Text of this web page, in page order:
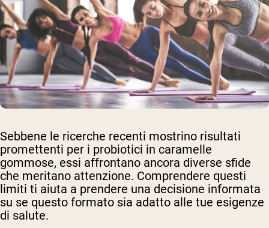
Sebbene le ricerche recenti mostrino risultati
promettenti per i probiotici in caramelle
gommose, essi affrontano ancora diverse sfide
che meritano attenzione. Comprendere questi
limiti ti aiuta a prendere una decisione informata
su se questo formato sia adatto alle tue esigenze
di salute.